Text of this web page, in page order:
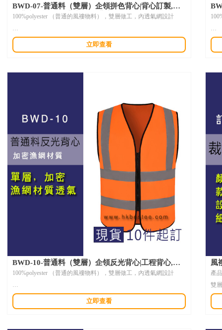
BWD-07-普通料（雙層）企領拼色背心|背心訂製,拼
色背心風褸,開胸背心,團體背心,訂製外套
100%polyester （普通的風褸物料），雙層做工，內透氣網設計
產品描述：
此商品為現貨，背心訂製提供多個顏色可選擇，10件就印團體
立即查看
傳
產
BWD-10-普通料（雙層）企領反光背心|工程背心,施
工背心,反光背心,背心風褸,背心訂製香港
100%polyester （普通的風褸物料），雙層做工，內透氣網設計
產品描述：
立即查看
風
褸
產
雙
現